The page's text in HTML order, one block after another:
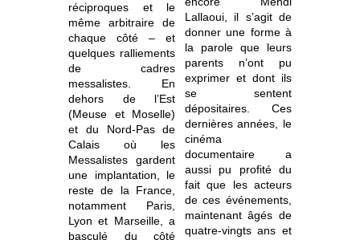
réciproques et le
même arbitraire de
chaque côté – et
quelques ralliements
de cadres
messalistes. En
dehors de l’Est
(Meuse et Moselle)
et du Nord-Pas de
Calais où les
Messalistes gardent
une implantation, le
reste de la France,
notamment Paris,
Lyon et Marseille, a
basculé du côté
Lallaoui, il s’agit de
donner une forme à
la parole que leurs
parents n’ont pu
exprimer et dont ils
se sentent
dépositaires. Ces
dernières années, le
cinéma
documentaire a
aussi pu profité du
fait que les acteurs
de ces événements,
maintenant âgés de
quatre-vingts ans et